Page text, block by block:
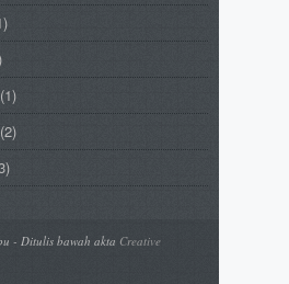
(1)
(2)
- Ditulis bawah akta Creative